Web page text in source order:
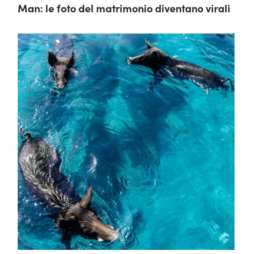
Man: le foto del matrimonio diventano virali